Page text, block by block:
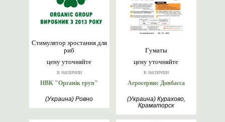
цену уточняйте
в наличии
Стимулятор зростання для
риб
НВК "Органік груп"
(Украина) Ровно
цену уточняйте
в наличии
Гуматы
Агросервис Донбасса
(Украина) Курахово,
Краматорск